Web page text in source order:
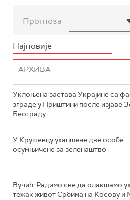
Прогноза
Најновије
Уклоњена застава Украјине са
зграде у Приштини после изјаве
Београду
У Крушевцу ухапшене две особе
осумњичене за зеленаштво
Вучић: Радимо све да олакшамо
тежак живот Србима на Косову и